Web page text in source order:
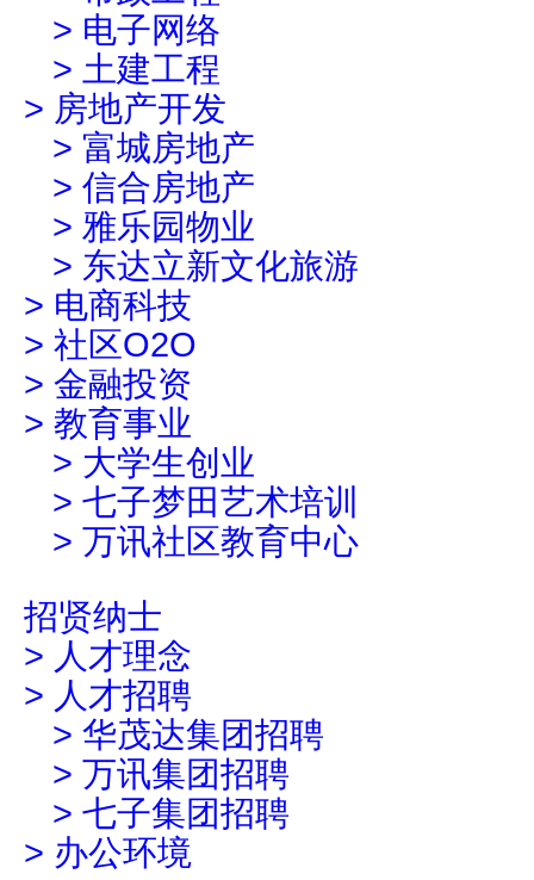
> 电子网络
> 土建工程
> 房地产开发
> 富城房地产
> 信合房地产
> 雅乐园物业
> 东达立新文化旅游
> 电商科技
> 社区O2O
> 金融投资
> 教育事业
> 大学生创业
> 七子梦田艺术培训
> 万讯社区教育中心
招贤纳士
> 人才理念
> 人才招聘
> 华茂达集团招聘
> 万讯集团招聘
> 七子集团招聘
> 办公环境